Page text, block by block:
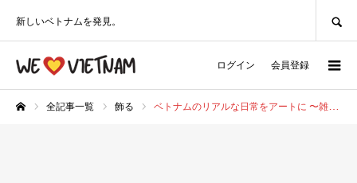
新しいベトナムを発見。
ログイン 会員登録
全記事一覧 飾る ベトナムのリアルな日常をアートに 〜雑貨のセレクトショップ「IN THE MOOD SAIGON」